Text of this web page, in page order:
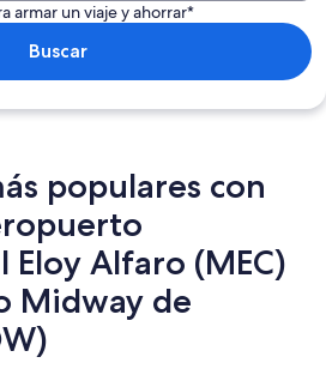
armar un viaje y ahorrar*
Buscar
populares con
Alfaro (MEC)
Midway de